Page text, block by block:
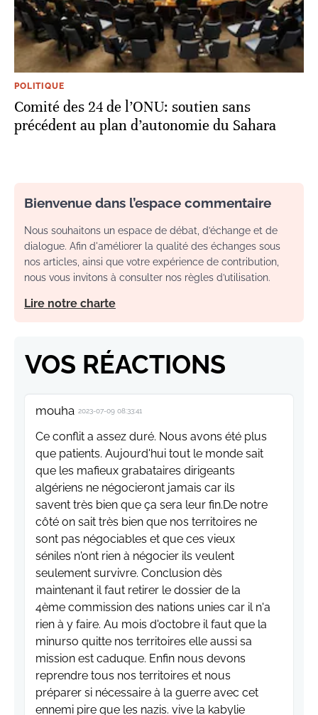
POLITIQUE
Comité des 24 de l’ONU: soutien sans
précédent au plan d’autonomie du Sahara
Bienvenue dans l’espace commentaire
Nous souhaitons un espace de débat, d’échange et de
dialogue. Afin d'améliorer la qualité des échanges sous
nos articles, ainsi que votre expérience de contribution,
nous vous invitons à consulter nos règles d’utilisation.
Lire notre charte
VOS RÉACTIONS
mouha 2023-07-09 08:33:41
Ce conflit a assez duré. Nous avons été plus
que patients. Aujourd'hui tout le monde sait
que les mafieux grabataires dirigeants
algériens ne négocieront jamais car ils
savent très bien que ça sera leur fin.De notre
côté on sait très bien que nos territoires ne
sont pas négociables et que ces vieux
séniles n'ont rien à négocier ils veulent
seulement survivre. Conclusion dès
maintenant il faut retirer le dossier de la
4ème commission des nations unies car il n'a
rien à y faire. Au mois d'octobre il faut que la
minurso quitte nos territoires elle aussi sa
mission est caduque. Enfin nous devons
reprendre tous nos territoires et nous
préparer si nécessaire à la guerre avec cet
ennemi pire que les nazis. vive la kabylie